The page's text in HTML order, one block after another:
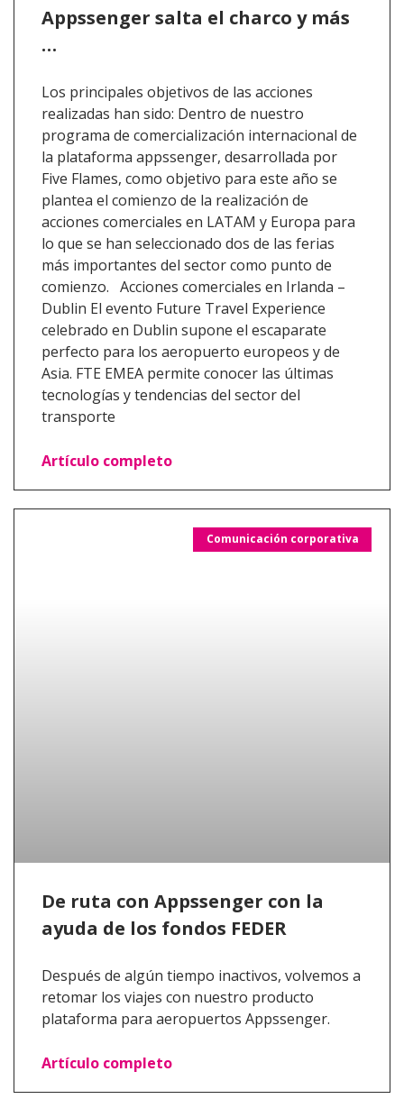
Appssenger salta el charco y más
…
Los principales objetivos de las acciones
realizadas han sido: Dentro de nuestro
programa de comercialización internacional de
la plataforma appssenger, desarrollada por
Five Flames, como objetivo para este año se
plantea el comienzo de la realización de
acciones comerciales en LATAM y Europa para
lo que se han seleccionado dos de las ferias
más importantes del sector como punto de
comienzo. Acciones comerciales en Irlanda –
Dublin El evento Future Travel Experience
celebrado en Dublin supone el escaparate
perfecto para los aeropuerto europeos y de
Asia. FTE EMEA permite conocer las últimas
tecnologías y tendencias del sector del
transporte
Artículo completo
Comunicación corporativa
De ruta con Appssenger con la
ayuda de los fondos FEDER
Después de algún tiempo inactivos, volvemos a
retomar los viajes con nuestro producto
plataforma para aeropuertos Appssenger.
Artículo completo